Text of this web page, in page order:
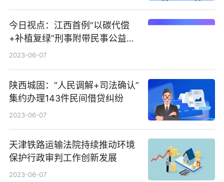
今日视点：江西首例“以碳代偿
+补植复绿”刑事附带民事公益诉
讼案一审宣判
2023-06-07
陕西城固：“人民调解+司法确认”
集约办理143件民间借贷纠纷
2023-06-07
天津铁路运输法院持续推动环境
保护行政审判工作创新发展
2023-06-07